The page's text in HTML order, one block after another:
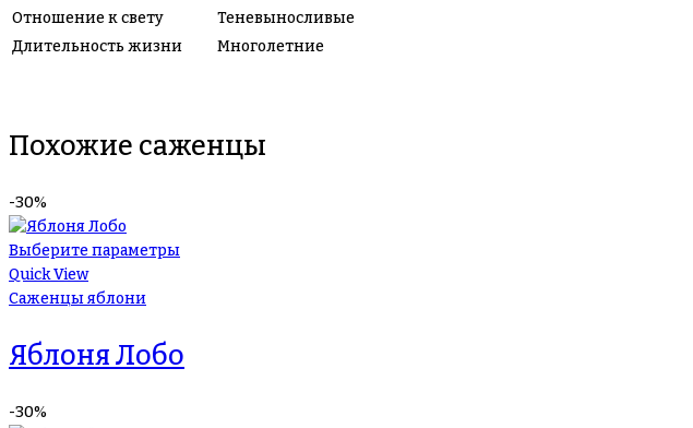
Отношение к свету
Теневыносливые
Длительность жизни
Многолетние
Похожие саженцы
-30%
Выберите параметры
Quick View
Саженцы яблони
Яблоня Лобо
-30%